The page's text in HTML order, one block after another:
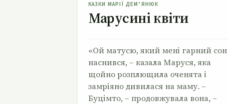
КАЗКИ МАРІЇ ДЕМ’ЯНЮК
Марусині квіти
«Ой матусю, який мені гарний сон
наснився, – казала Маруся, яка
щойно розплющила оченята і
замріяно дивилася на маму. –
Буцімто, – продовжувала вона, –